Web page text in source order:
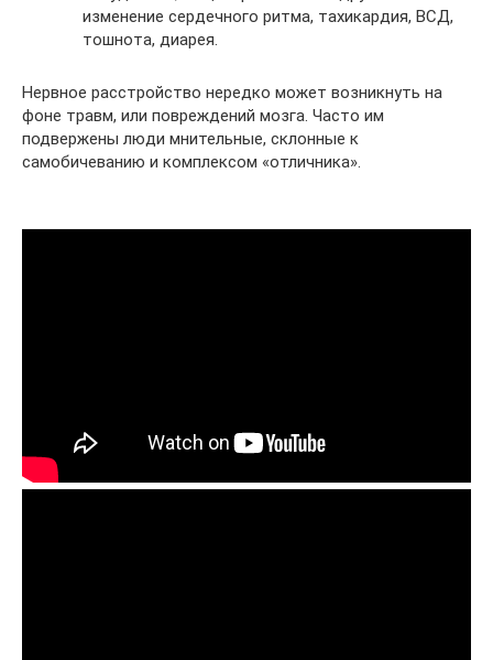
изменение сердечного ритма, тахикардия, ВСД,
тошнота, диарея.
Нервное расстройство нередко может возникнуть на
фоне травм, или повреждений мозга. Часто им
подвержены люди мнительные, склонные к
самобичеванию и комплексом «отличника».